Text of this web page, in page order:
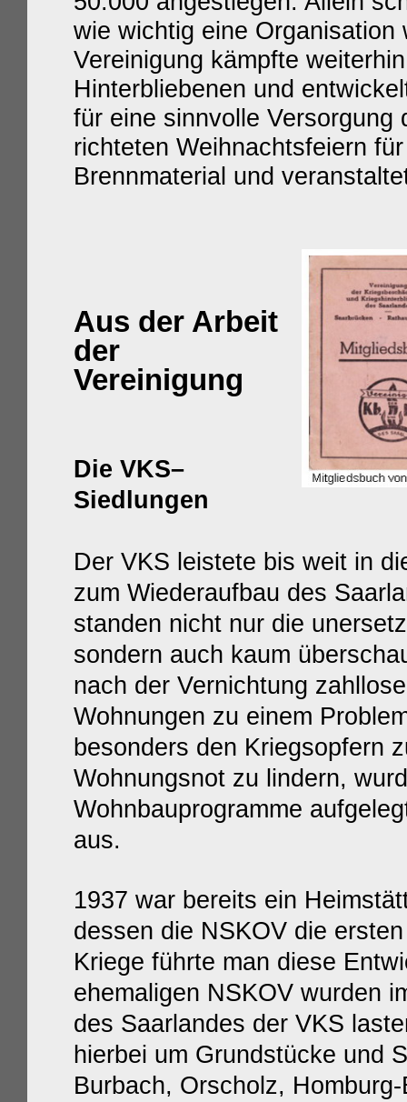
wie wichtig eine
Vereinigung kämpfte
Hinterbliebenen und
für eine sinnvolle Versorgung
richteten Weihnachtsfeiern
Brennmaterial und
Aus der Arbeit
der
Vereinigung
Die VKS–
Siedlungen
Der VKS leistete bis weit in
zum Wiederaufbau des
standen nicht nur die
sondern auch kaum
nach der Vernichtung
Wohnungen zu einem
besonders den Kriegsopfern
Wohnungsnot zu lindern,
Wohnbauprogramme
aus.
1937 war bereits ein
dessen die NSKOV die
Kriege führte man diese
ehemaligen NSKOV wurden
des Saarlandes der VKS
hierbei um Grundstücke und
Burbach, Orscholz,